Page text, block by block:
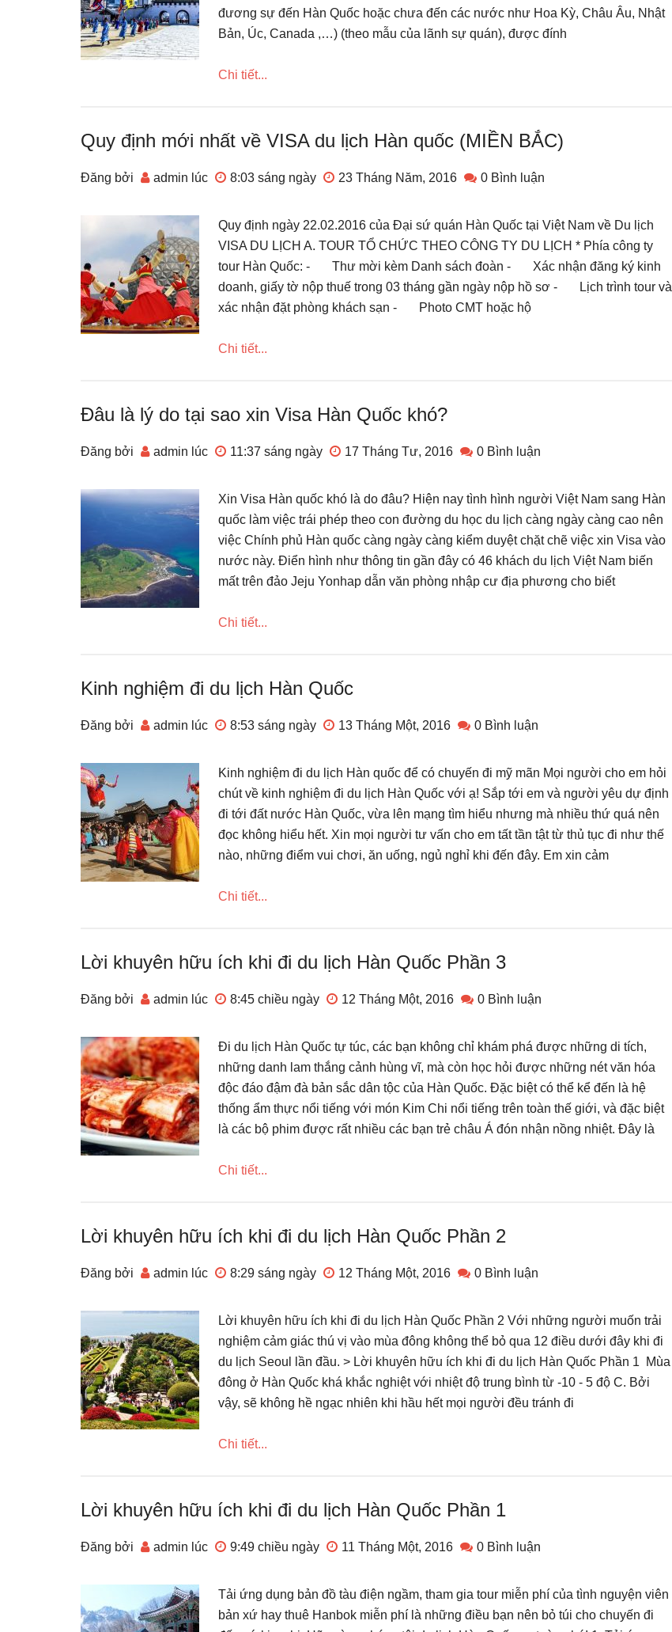
đương sự đến Hàn Quốc hoặc chưa đến các nước như Hoa Kỳ, Châu Âu, Nhật
Bản, Úc, Canada ,…) (theo mẫu của lãnh sự quán), được đính
Chi tiết...
Quy định mới nhất về VISA du lịch Hàn quốc (MIỀN BẮC)
Đăng bởi admin lúc 8:03 sáng ngày 23 Tháng Năm, 2016 0 Bình luận
Quy định ngày 22.02.2016 của Đại sứ quán Hàn Quốc tại Việt Nam về Du lịch
VISA DU LỊCH A. TOUR TỔ CHỨC THEO CÔNG TY DU LỊCH * Phía công ty
tour Hàn Quốc: - Thư mời kèm Danh sách đoàn - Xác nhận đăng ký kinh
doanh, giấy tờ nộp thuế trong 03 tháng gần ngày nộp hồ sơ - Lịch trình tour và
xác nhận đặt phòng khách sạn - Photo CMT hoặc hộ
Chi tiết...
Đâu là lý do tại sao xin Visa Hàn Quốc khó?
Đăng bởi admin lúc 11:37 sáng ngày 17 Tháng Tư, 2016 0 Bình luận
Xin Visa Hàn quốc khó là do đâu? Hiện nay tình hình người Việt Nam sang Hàn
quốc làm việc trái phép theo con đường du học du lịch càng ngày càng cao nên
việc Chính phủ Hàn quốc càng ngày càng kiểm duyệt chặt chẽ việc xin Visa vào
nước này. Điển hình như thông tin gần đây có 46 khách du lịch Việt Nam biến
mất trên đảo Jeju Yonhap dẫn văn phòng nhập cư địa phương cho biết
Chi tiết...
Kinh nghiệm đi du lịch Hàn Quốc
Đăng bởi admin lúc 8:53 sáng ngày 13 Tháng Một, 2016 0 Bình luận
Kinh nghiệm đi du lịch Hàn quốc để có chuyến đi mỹ mãn Mọi người cho em hỏi
chút về kinh nghiệm đi du lịch Hàn Quốc với ạ! Sắp tới em và người yêu dự định
đi tới đất nước Hàn Quốc, vừa lên mạng tìm hiểu nhưng mà nhiều thứ quá nên
đọc không hiểu hết. Xin mọi người tư vấn cho em tất tần tật từ thủ tục đi như thế
nào, những điểm vui chơi, ăn uống, ngủ nghỉ khi đến đây. Em xin cảm
Chi tiết...
Lời khuyên hữu ích khi đi du lịch Hàn Quốc Phần 3
Đăng bởi admin lúc 8:45 chiều ngày 12 Tháng Một, 2016 0 Bình luận
Đi du lịch Hàn Quốc tự túc, các bạn không chỉ khám phá được những di tích,
những danh lam thắng cảnh hùng vĩ, mà còn học hỏi được những nét văn hóa
độc đáo đậm đà bản sắc dân tộc của Hàn Quốc. Đặc biệt có thể kể đến là hệ
thống ẩm thực nổi tiếng với món Kim Chi nổi tiếng trên toàn thế giới, và đặc biệt
là các bộ phim được rất nhiều các bạn trẻ châu Á đón nhận nồng nhiệt. Đây là
Chi tiết...
Lời khuyên hữu ích khi đi du lịch Hàn Quốc Phần 2
Đăng bởi admin lúc 8:29 sáng ngày 12 Tháng Một, 2016 0 Bình luận
Lời khuyên hữu ích khi đi du lịch Hàn Quốc Phần 2 Với những người muốn trải
nghiệm cảm giác thú vị vào mùa đông không thể bỏ qua 12 điều dưới đây khi đi
du lịch Seoul lần đầu. > Lời khuyên hữu ích khi đi du lịch Hàn Quốc Phần 1 Mùa
đông ở Hàn Quốc khá khắc nghiệt với nhiệt độ trung bình từ -10 - 5 độ C. Bởi
vậy, sẽ không hề ngạc nhiên khi hầu hết mọi người đều tránh đi
Chi tiết...
Lời khuyên hữu ích khi đi du lịch Hàn Quốc Phần 1
Đăng bởi admin lúc 9:49 chiều ngày 11 Tháng Một, 2016 0 Bình luận
Tải ứng dụng bản đồ tàu điện ngầm, tham gia tour miễn phí của tình nguyện viên
bản xứ hay thuê Hanbok miễn phí là những điều bạn nên bỏ túi cho chuyến đi